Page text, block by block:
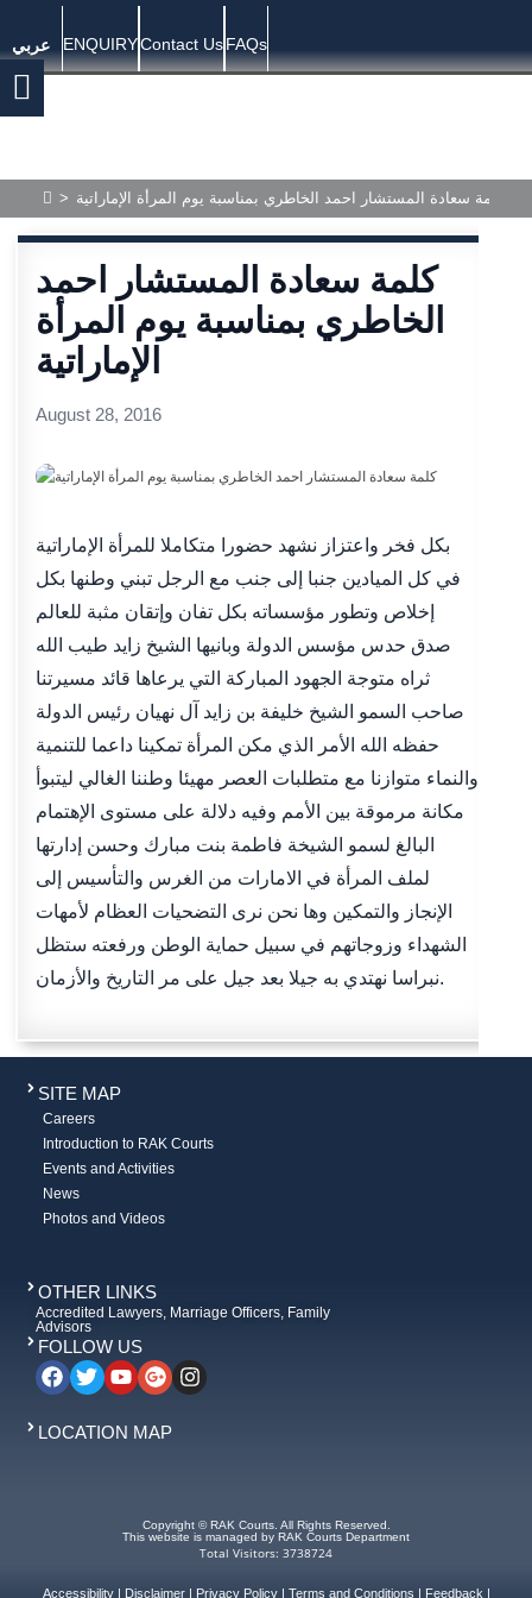
عربي ENQUIRYContact UsFAQs
> كلمة سعادة المستشار احمد الخاطري بمناسبة يوم المرأة الإماراتية
كلمة سعادة المستشار احمد
الخاطري بمناسبة يوم المرأة
الإماراتية
August 28, 2016
بكل فخر واعتزاز نشهد حضورا متكاملا للمرأة الإماراتية
في كل الميادين جنبا إلى جنب مع الرجل تبني وطنها بكل
إخلاص وتطور مؤسساته بكل تفان وإتقان مثبة للعالم
صدق حدس مؤسس الدولة وبانيها الشيخ زايد طيب الله
ثراه متوجة الجهود المباركة التي يرعاها قائد مسيرتنا
صاحب السمو الشيخ خليفة بن زايد آل نهيان رئيس الدولة
حفظه الله الأمر الذي مكن المرأة تمكينا داعما للتنمية
والنماء متوازنا مع متطلبات العصر مهيئا وطننا الغالي ليتبوأ
مكانة مرموقة بين الأمم وفيه دلالة على مستوى الإهتمام
البالغ لسمو الشيخة فاطمة بنت مبارك وحسن إدارتها
لملف المرأة في الامارات من الغرس والتأسيس إلى
الإنجاز والتمكين وها نحن نرى التضحيات العظام لأمهات
الشهداء وزوجاتهم في سبيل حماية الوطن ورفعته ستظل
نبراسا نهتدي به جيلا بعد جيل على مر التاريخ والأزمان.
SITE MAP
Careers
Introduction to RAK Courts
Events and Activities
News
Photos and Videos
OTHER LINKS
Accredited Lawyers, Marriage Officers, Family
Advisors
FOLLOW US
LOCATION MAP
Copyright © RAK Courts. All Rights Reserved.
This website is managed by RAK Courts Department
Total Visitors: 3738724
Accessibility| Disclaimer| Privacy Policy| Terms and Conditions Feedback